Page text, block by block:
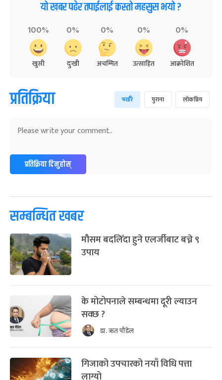
यो खबर पढेर तपाईलाई कस्तो महसुस भयो ?
100%
खुसी
0%
दुःखी
0%
अचम्मित
0%
उत्साहित
0%
आक्रोशित
प्रतिक्रिया भर्खरै पुराना लोकप्रिय
प्रतिक्रिया दिनुहोस्
सम्बन्धित खबर
मौसम बदलिँदा हुने एलर्जीबाट बच्ने ९
उपाय
के मोटोपनाले सम्बन्धमा दूरी ल्याउन
सक्छ ?
डा. ऋत पौडेल
गिजाको उपचारको नयाँ विधि पत्ता